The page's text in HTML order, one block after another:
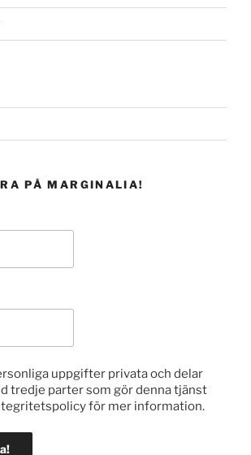
PÅ MARGINALIA!
uppgifter privata och delar
tredje parter som gör denna tjänst
för mer information.